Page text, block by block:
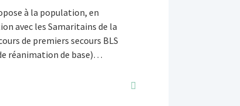
à la population, en
avec les Samaritains de la
de premiers secours BLS
réanimation de base)…